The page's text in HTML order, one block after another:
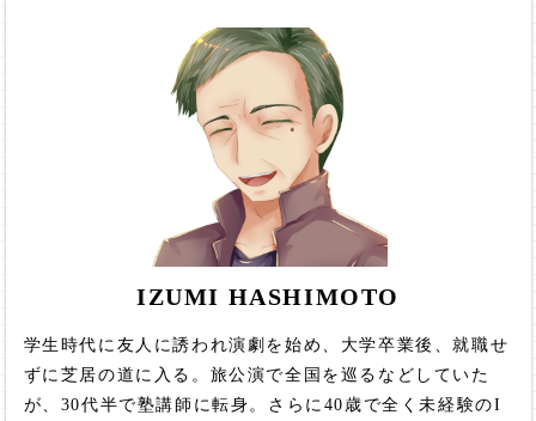
IZUMI HASHIMOTO
学生時代に友人に誘われ演劇を始め、大学卒業後、就職せ
ずに芝居の道に入る。旅公演で全国を巡るなどしていた
が、30代半で塾講師に転身。さらに40歳で全く未経験のI